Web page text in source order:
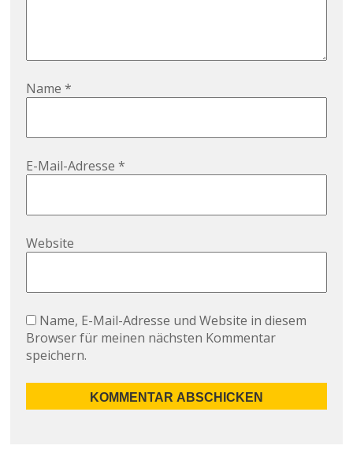
Name*
E-Mail-Adresse*
Website
Name, E-Mail-Adresse und Website in diesem
Browser für meinen nächsten Kommentar
speichern.